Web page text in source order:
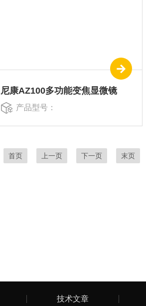
尼康AZ100多功能变焦显微镜
产品型号：
首页 上一页 下一页 末页
技术文章